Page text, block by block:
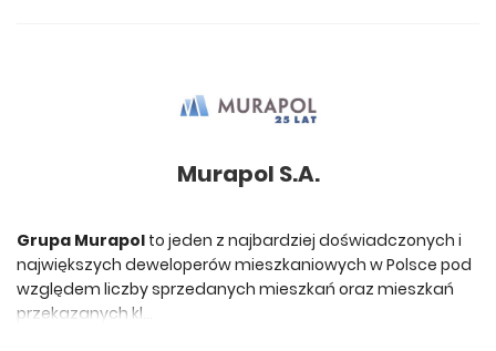
Murapol S.A.
Grupa Murapol to jeden z najbardziej doświadczonych i
największych deweloperów mieszkaniowych w Polsce pod
względem liczby sprzedanych mieszkań oraz mieszkań
przekazanych kl...